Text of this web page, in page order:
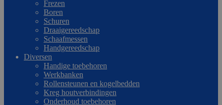
Frezen
Boren
Schuren
Draaigereedschap
Schaafmessen
Handgereedschap
Diversen
Handige toebehoren
Werkbanken
Rollensteunen en kogelbedden
Kreg houtverbindingen
Onderhoud toebehoren